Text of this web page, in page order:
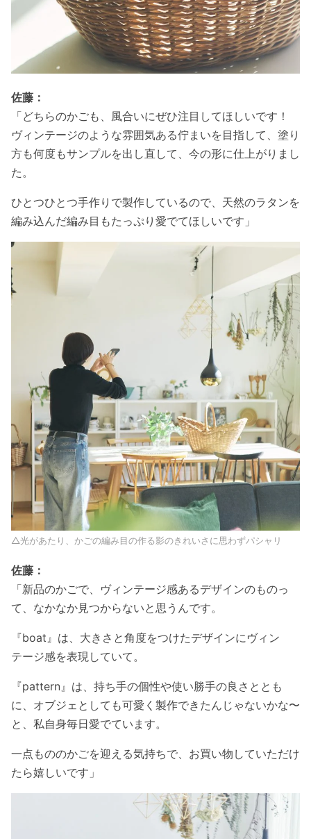
佐藤：
「どちらのかごも、風合いにぜひ注目してほしいです！
ヴィンテージのような雰囲気ある佇まいを目指して、塗り
方も何度もサンプルを出し直して、今の形に仕上がりまし
た。
ひとつひとつ手作りで製作しているので、天然のラタンを
編み込んだ編み目もたっぷり愛でてほしいです」
△光があたり、かごの編み目の作る影のきれいさに思わずパシャリ
佐藤：
「新品のかごで、ヴィンテージ感あるデザインのものっ
て、なかなか見つからないと思うんです。
『boat』は、大きさと角度をつけたデザインにヴィン
テージ感を表現していて。
『pattern』は、持ち手の個性や使い勝手の良さととも
に、オブジェとしても可愛く製作できたんじゃないかな〜
と、私自身毎日愛でています。
一点もののかごを迎える気持ちで、お買い物していただけ
たら嬉しいです」